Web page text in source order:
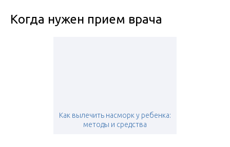
Когда нужен прием врача
Как вылечить насморк у ребенка:
методы и средства